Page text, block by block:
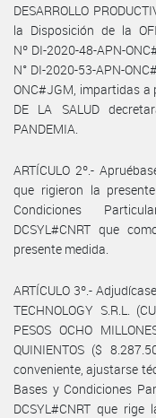
DESARROLLO
la Disposición de la
Nº DI-2020-48-APN-
N° DI-2020-53-APN-
ONC#JGM, impartidas a
DE LA SALUD
PANDEMIA.
ARTÍCULO 2º.-
que rigieron la
Condiciones
DCSYL#CNRT que
presente medida.
ARTÍCULO 3º.-
TECHNOLOGY S.R.L.
PESOS OCHO
QUINIENTOS ($
conveniente, ajustarse
Bases y Condiciones
DCSYL#CNRT que